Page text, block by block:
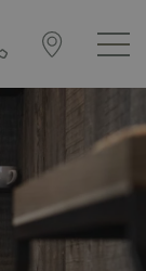
0471
840108
Come
arrivare